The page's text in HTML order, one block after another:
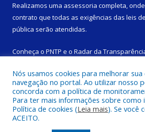
Realizamos uma assessoria completa,
contrato que todas as exigências das leis
pública serão atendidas.
Conheça o PNTP e o Radar da
Todos os direitos reservados a
Domingos do Capim.
Nós usamos cookies para melhorar sua
navegação no portal. Ao utilizar nosso
concorda com a política de
Para ter mais informações sobre como
Política de cookies (Leia mais). Se você
ACEITO.